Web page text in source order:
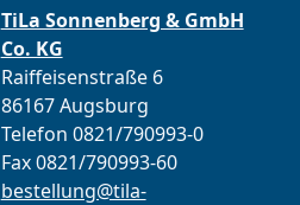
TiLa Sonnenberg & GmbH
Co. KG
Raiffeisenstraße 6
86167 Augsburg
Telefon 0821/790993-0
Fax 0821/790993-60
bestellung@tila-